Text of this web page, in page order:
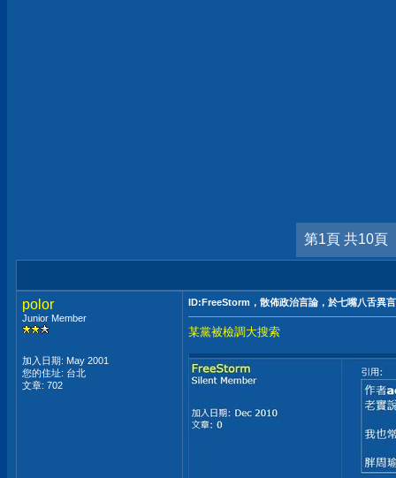
第1頁 共10頁
polor
Junior Member
加入日期: May 2001
您的住址: 台北
文章: 702
ID:FreeStorm，散佈政治言論，於七嘴八舌異
某黨被檢調大搜索